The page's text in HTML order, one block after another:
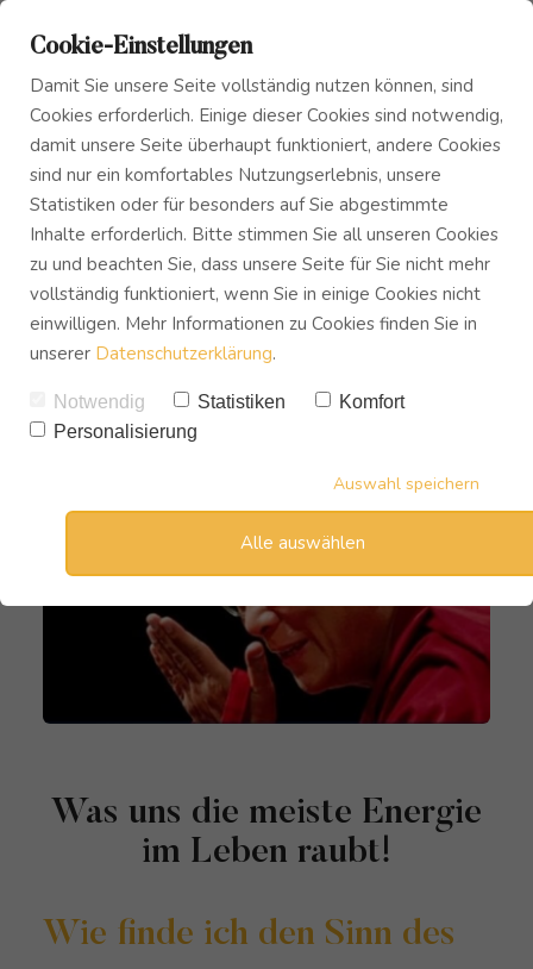
Das Innere Kind
Innerer Frieden
Blog
Podcast
Buch
Download
10 Energieräuber, die du
schnell aus deinem Leben
entfernen solltest!!
32 SHARES
Was uns die meiste Energie
im Leben raubt!
Wie finde ich den Sinn des
Cookie-Einstellungen
Damit Sie unsere Seite vollständig nutzen können, sind
Cookies erforderlich. Einige dieser Cookies sind notwendig,
damit unsere Seite überhaupt funktioniert, andere Cookies
sind nur ein komfortables Nutzungserlebnis, unsere
Statistiken oder für besonders auf Sie abgestimmte
Inhalte erforderlich. Bitte stimmen Sie all unseren Cookies
zu und beachten Sie, dass unsere Seite für Sie nicht mehr
vollständig funktioniert, wenn Sie in einige Cookies nicht
einwilligen. Mehr Informationen zu Cookies finden Sie in
unserer Datenschutzerklärung.
Notwendig Statistiken
Komfort
Personalisierung
Auswahl speichern
Alle auswählen